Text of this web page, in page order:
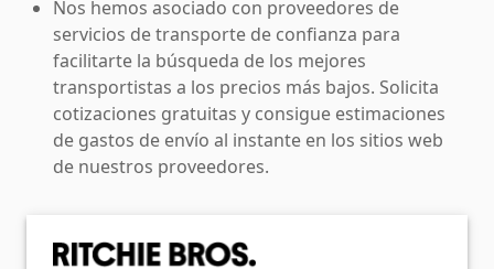
Nos hemos asociado con proveedores de
servicios de transporte de confianza para
facilitarte la búsqueda de los mejores
transportistas a los precios más bajos. Solicita
cotizaciones gratuitas y consigue estimaciones
de gastos de envío al instante en los sitios web
de nuestros proveedores.